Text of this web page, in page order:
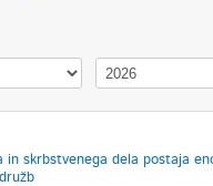
in skrbstvenega dela postaja